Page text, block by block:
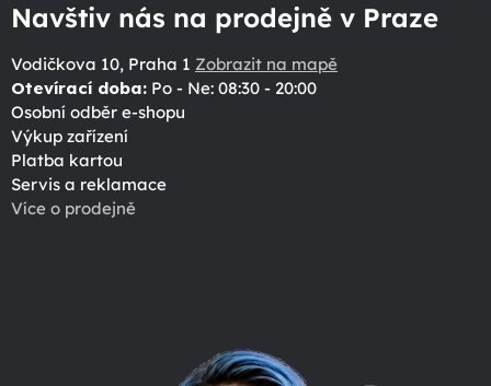
Navštiv nás na prodejně v Praze
Vodičkova 10, Praha 1 Zobrazit na mapě
Otevírací doba: Po - Ne: 08:30 - 20:00
Osobní odběr e-shopu
Výkup zařízení
Platba kartou
Servis a reklamace
Více o prodejně